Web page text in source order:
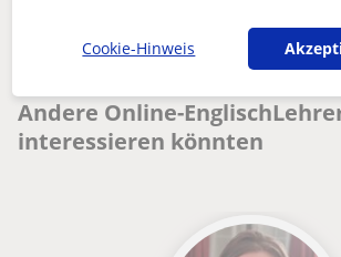
Nachhilfeunterricht Online
Englisch Nachhilfe online Grammatik Aussprache für
Andere Online-
interessieren könnten
Cookie-Hinweis